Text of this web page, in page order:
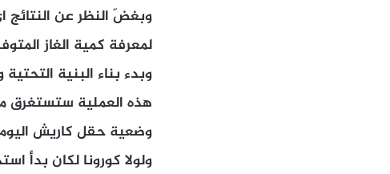
وبغضّ النظر عن النتائج اي
لمعرفة كمية الغاز
وبدء بناء البنية
ولولا كورونا لكان بدأ